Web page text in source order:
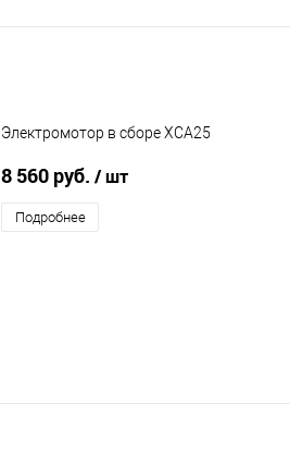
Электромотор в сборе XCA25
8 560 руб. / шт
Подробнее